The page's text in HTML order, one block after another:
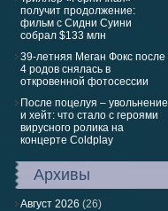
получит продолжение:
фильм с Сидни Суини
собрал $133 млн
39-летняя Меган Фокс после
4 родов снялась в
откровенной фотосессии
После поцелуя – увольнение
и хейт: что стало с героями
вирусного ролика на
концерте Coldplay
Архивы
Август 2026 (26)